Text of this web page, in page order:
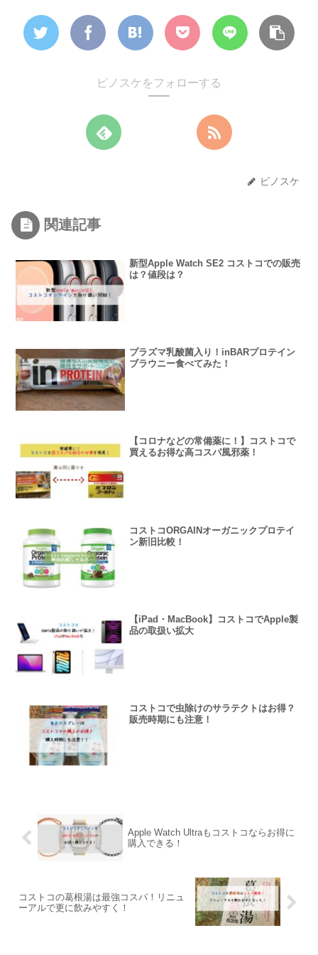
ピノスケをフォローする
ピノスケ
関連記事
新型Apple Watch SE2 コストコでの販売
は？値段は？
プラズマ乳酸菌入り！inBARプロテイン
ブラウニー食べてみた！
【コロナなどの常備薬に！】コストコで
買えるお得な高コスパ風邪薬！
コストコORGAINオーガニックプロテイ
ン新旧比較！
【iPad・MacBook】コストコでApple製
品の取扱い拡大
コストコで虫除けのサラテクトはお得？
販売時期にも注意！
Apple Watch Ultraもコストコならお得に
購入できる！
コストコの葛根湯は最強コスパ！リニュ
ーアルで更に飲みやすく！